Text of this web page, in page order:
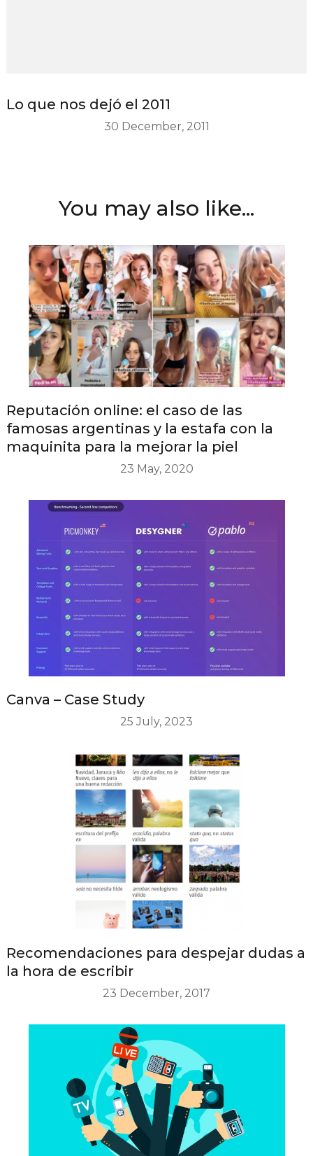
Lo que nos dejó el 2011
30 December, 2011
You may also like...
Reputación online: el caso de las
famosas argentinas y la estafa con la
maquinita para la mejorar la piel
23 May, 2020
Canva – Case Study
25 July, 2023
Recomendaciones para despejar dudas a
la hora de escribir
23 December, 2017